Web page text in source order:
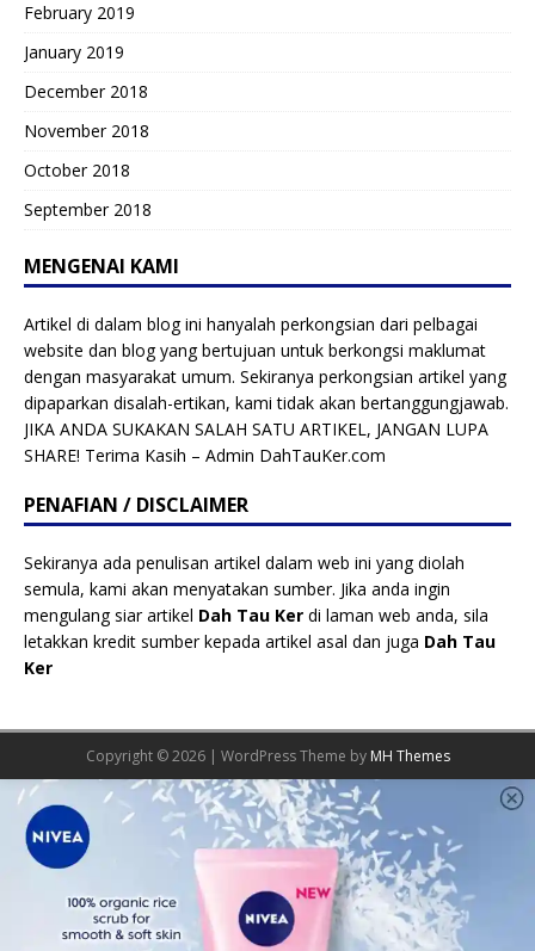
February 2019
January 2019
December 2018
November 2018
October 2018
September 2018
MENGENAI KAMI
Artikel di dalam blog ini hanyalah perkongsian dari pelbagai
website dan blog yang bertujuan untuk berkongsi maklumat
dengan masyarakat umum. Sekiranya perkongsian artikel yang
dipaparkan disalah-ertikan, kami tidak akan bertanggungjawab.
JIKA ANDA SUKAKAN SALAH SATU ARTIKEL, JANGAN LUPA
SHARE! Terima Kasih – Admin DahTauKer.com
PENAFIAN / DISCLAIMER
Sekiranya ada penulisan artikel dalam web ini yang diolah
semula, kami akan menyatakan sumber. Jika anda ingin
mengulang siar artikel Dah Tau Ker di laman web anda, sila
letakkan kredit sumber kepada artikel asal dan juga Dah Tau
Ker
Copyright © 2026 | WordPress Theme by MH Themes